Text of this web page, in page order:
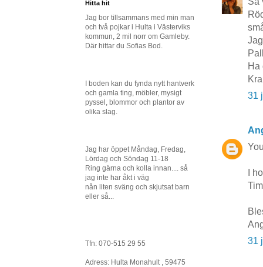
Ha
31
I
31
Hitta hit
Jag bor tillsammans med min man
och två pojkar i Hulta i Västerviks
kommun, 2 mil norr om Gamleby.
Där hittar du Sofias Bod.
I boden kan du fynda nytt hantverk
och gamla ting, möbler, mysigt
pyssel, blommor och plantor av
olika slag.
Jag har öppet Måndag, Fredag,
Lördag och Söndag 11-18
Ring gärna och kolla innan.... så
jag inte har åkt i väg
nån liten sväng och skjutsat barn
eller så...
Tfn: 070-515 29 55
Adress: Hulta Monahult , 59475